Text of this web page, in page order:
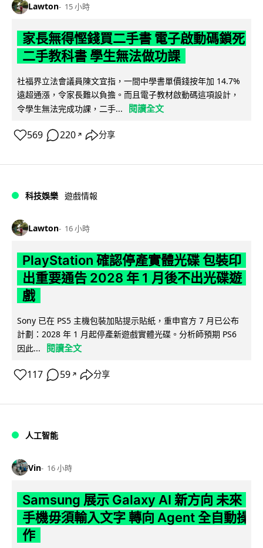
Lawton 15 小時
家長無得慳錢買二手書 電子啟動碼鎖死
二手教科書 學生無法做功課
社福界立法會議員陳文宜指，一間中學書單價錢按年加 14.7%
遠超通漲，令家長難以負擔。而且電子教材啟動碼這項設計，
令學生無法完成功課，二手...
閱讀全文
569 220 ↗ 分享
科技娛樂 遊戲情報
Lawton 16 小時
PlayStation 確認停產實體光碟 包裝印
出重要通告 2028 年 1 月後不出光碟遊
戲
Sony 已在 PS5 主機包裝加貼提示貼紙，重申官方 7 月已公布
計劃：2028 年 1 月起停產新遊戲實體光碟。分析師預期 PS6
因此...
閱讀全文
117 59 ↗ 分享
人工智能
Vin 16 小時
Samsung 展示 Galaxy AI 新方向 未來
手機毋須輸入文字 轉向 Agent 全自動操
作